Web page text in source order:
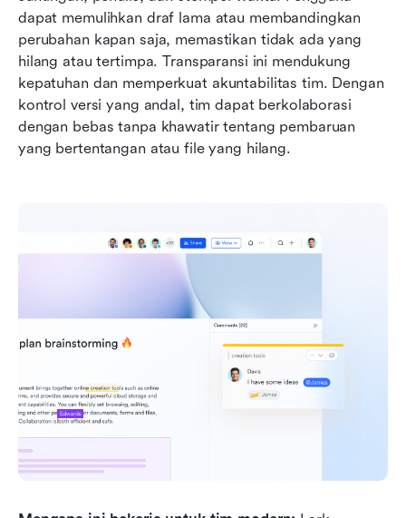
dapat memulihkan draf lama atau membandingkan
perubahan kapan saja, memastikan tidak ada yang
hilang atau tertimpa. Transparansi ini mendukung
kepatuhan dan memperkuat akuntabilitas tim. Dengan
kontrol versi yang andal, tim dapat berkolaborasi
dengan bebas tanpa khawatir tentang pembaruan
yang bertentangan atau file yang hilang.